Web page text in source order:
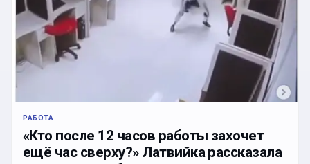
РАБОТА
«Кто после 12 часов работы захочет
ещё час сверху?» Латвийка рассказала